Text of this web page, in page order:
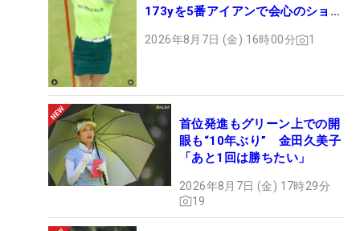
173yを5番アイアンで会心のショッ
2026年8月7日 (金) 16時00分 1
首位発進もグリーン上での開
眼も“10年ぶり” 金田久美子
「あと1回は勝ちたい」
2026年8月7日 (金) 17時29分
19